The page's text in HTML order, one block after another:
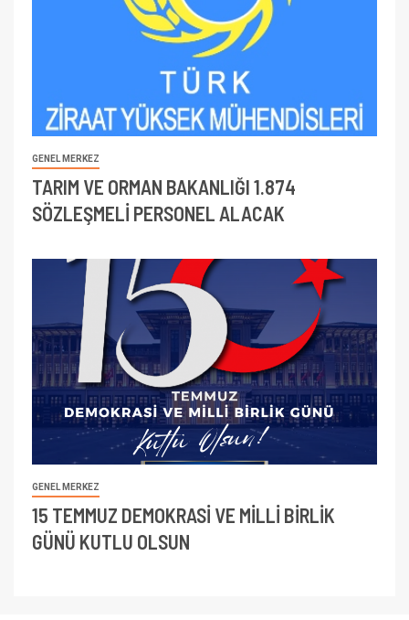
GENEL MERKEZ
TARIM VE ORMAN BAKANLIĞI 1.874
SÖZLEŞMELİ PERSONEL ALACAK
GENEL MERKEZ
15 TEMMUZ DEMOKRASİ VE MİLLİ BİRLİK
GÜNÜ KUTLU OLSUN